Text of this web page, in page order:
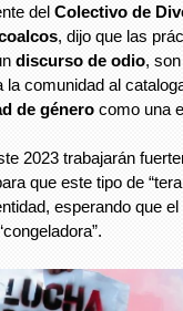
del Colectivo de
, dijo que las
discurso de odio,
la comunidad al
de género como una
2023 trabajarán
que este tipo de
esperando que el